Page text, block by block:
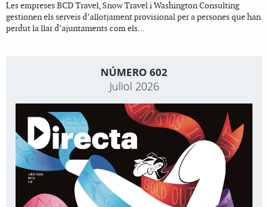
Les empreses BCD Travel, Snow Travel i Washington Consulting
gestionen els serveis d’allotjament provisional per a persones que han
perdut la llar d’ajuntaments com els...
NÚMERO 602
Juliol 2026